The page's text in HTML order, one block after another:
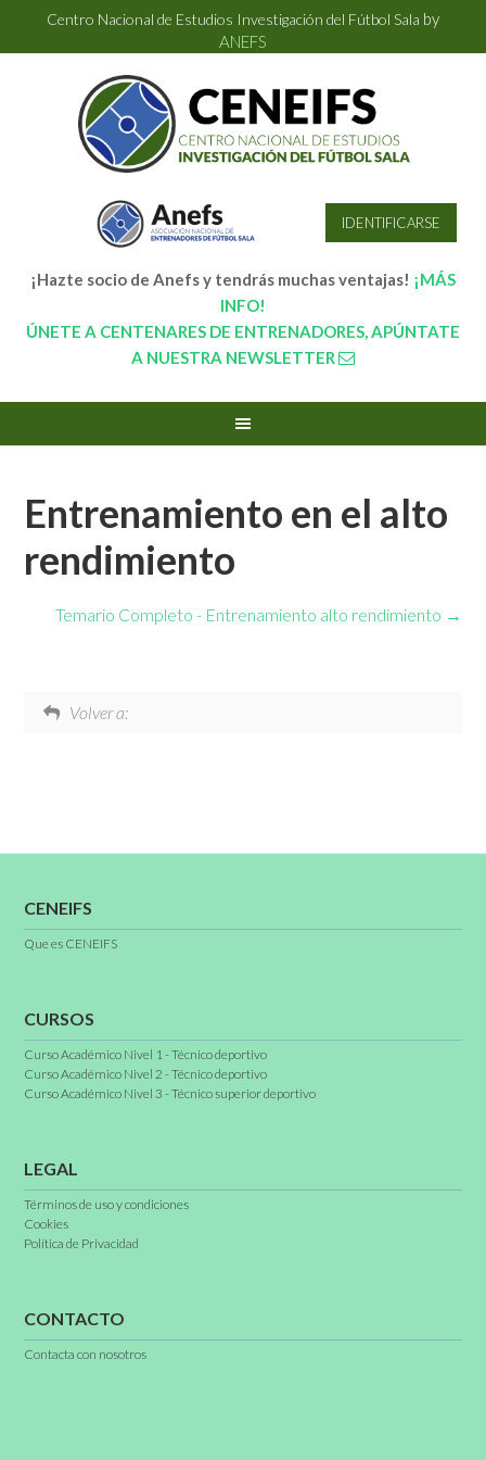
Centro Nacional de Estudios Investigación del Fútbol Sala by
ANEFS
IDENTIFICARSE
¡Hazte socio de Anefs y tendrás muchas ventajas! ¡MÁS
INFO!
ÚNETE A CENTENARES DE ENTRENADORES, APÚNTATE
A NUESTRA NEWSLETTER
Entrenamiento en el alto
rendimiento
Temario Completo - Entrenamiento alto rendimiento
Volver a:
CENEIFS
Que es CENEIFS
CURSOS
Curso Académico Nivel 1 - Técnico deportivo
Curso Académico Nivel 2 - Técnico deportivo
Curso Académico Nivel 3 - Técnico superior deportivo
LEGAL
Términos de uso y condiciones
Cookies
Política de Privacidad
CONTACTO
Contacta con nosotros